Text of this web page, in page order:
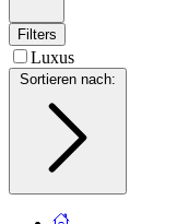
Filters
Luxus
Sortieren nach